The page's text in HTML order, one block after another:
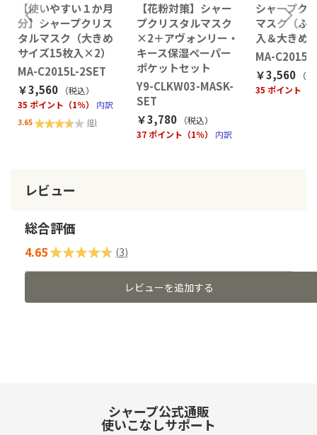
【使いやすい１か月
分】シャープクリス
タルマスク（大きめ
サイズ15枚入×2）
MA-C2015L-2SET
￥3,560
（税込）
35 ポイント（1％）
内訳
評価:
3.65 (8)
【花粉対策】シャー
プクリスタルマスク
×2＋アヴォンリー・
キース保湿ペーパー
ポケットセット
Y9-CLKW03-MASK-
SET
￥3,780
（税込）
37 ポイント（1％）
内訳
シャープク
マスク（ふ
入＆大きめ
MA-
￥3,560
（
35 ポイント（1
レビュー
総合評価
評価:
4.65
93
% of100
(3)
レビューを追加する
シャープ公式通販
使いこなしサポート